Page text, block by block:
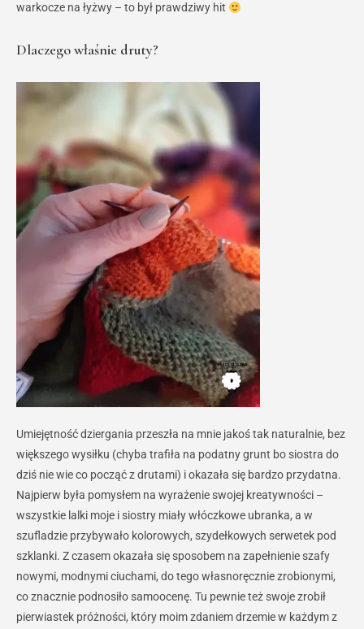
warkocze na łyżwy – to był prawdziwy hit
Dlaczego właśnie druty?
Umiejętność dziergania przeszła na mnie jakoś tak naturalnie, bez
większego wysiłku (chyba trafiła na podatny grunt bo siostra do
dziś nie wie co począć z drutami) i okazała się bardzo przydatna.
Najpierw była pomysłem na wyrażenie swojej kreatywności –
wszystkie lalki moje i siostry miały włóczkowe ubranka, a w
szufladzie przybywało kolorowych, szydełkowych serwetek pod
szklanki. Z czasem okazała się sposobem na zapełnienie szafy
nowymi, modnymi ciuchami, do tego własnoręcznie zrobionymi,
co znacznie podnosiło samoocenę. Tu pewnie też swoje zrobił
pierwiastek próżności, który moim zdaniem drzemie w każdym z